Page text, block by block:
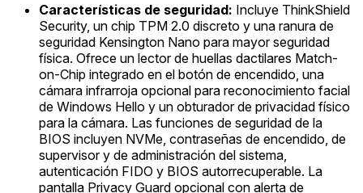
Características de seguridad: Incluye ThinkShield
Security, un chip TPM 2.0 discreto y una ranura de
seguridad Kensington Nano para mayor seguridad
física. Ofrece un lector de huellas dactilares Match-
on-Chip integrado en el botón de encendido, una
cámara infrarroja opcional para reconocimiento facial
de Windows Hello y un obturador de privacidad físico
para la cámara. Las funciones de seguridad de la
BIOS incluyen NVMe, contraseñas de encendido, de
supervisor y de administración del sistema,
autenticación FIDO y BIOS autorrecuperable. La
pantalla Privacy Guard opcional con alerta de